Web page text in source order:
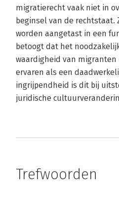
migratierecht vaak niet in
beginsel van de
worden aangetast in een
betoogt dat het
waardigheid van
ervaren als een
ingrijpendheid is dit bij
juridische
Trefwoorden